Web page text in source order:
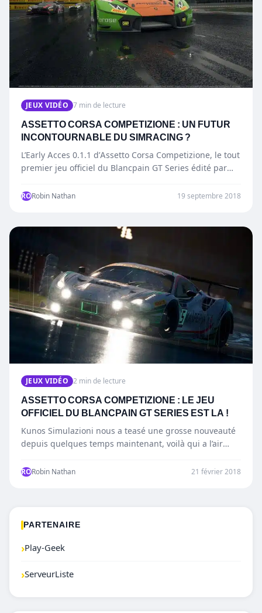
JEUX VIDÉO 7 min de lecture
ASSETTO CORSA COMPETIZIONE : UN FUTUR
INCONTOURNABLE DU SIMRACING ?
L’Early Acces 0.1.1 d’Assetto Corsa Competizione, le tout
premier jeu officiel du Blancpain GT Series édité par
RORobin Nathan 19 septembre 2018
JEUX VIDÉO 2 min de lecture
ASSETTO CORSA COMPETIZIONE : LE JEU
OFFICIEL DU BLANCPAIN GT SERIES EST LA !
Kunos Simulazioni nous a teasé une grosse nouveauté
depuis quelques temps maintenant, voilà qui a l’air
RORobin Nathan 21 février 2018
PARTENAIRE
›Play-Geek
›ServeurListe